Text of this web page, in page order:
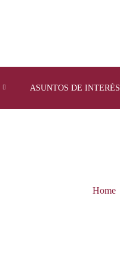
ASUNTOS DE INTERÉS
Home